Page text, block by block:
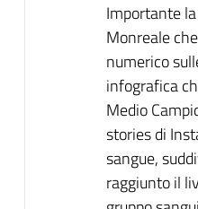
Importante
Monreale
numerico
infografica
Medio
stories di
sangue,
raggiunto il